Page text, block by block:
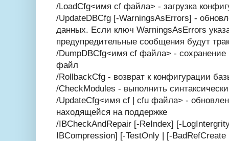
/LoadCfg<имя cf файла> - загрузка
/UpdateDBCfg [-WarningsAsErrors] -
данных. Если ключ Warnings­AsErrors
предупредительные сообщения будут
/DumpDBCfg<имя cf файла> -
файл
/RollbackCfg - возврат к конфигурации
/CheckModules - выполнить
/UpdateCfg<имя cf | cfu файла> -
находящейся на поддержке
/IBCheckAndRepair [-ReIndex] [-
IBCompression] [-TestOnly | [-